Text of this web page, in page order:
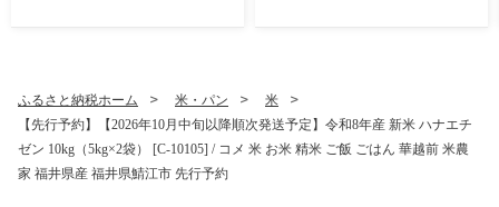
ふるさと納税ホーム 米・パン
米
【先行予約】【2026年10月中旬以降順次発送予定】令和8年産 新米 ハナエチ
ゼン 10kg（5kg×2袋） [C-10105] / コメ 米 お米 精米 ご飯 ごはん 華越前 米農
家 福井県産 福井県鯖江市 先行予約